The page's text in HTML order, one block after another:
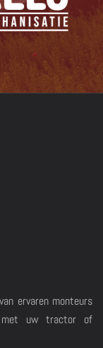
ervaren monteurs
uw tractor of